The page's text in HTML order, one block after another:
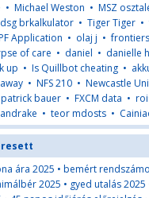
• Michael Weston • MSZ
brkalkulator • Tiger Tiger •
Application • olaj j •
of care • daniel • danielle
up • Is Quillbot cheating •
• NFS 210 • Newcastle
patrick bauer • FXCM data •
• teor mdosts •
ára 2025 • bemért
2025 • gyed utalás 2025